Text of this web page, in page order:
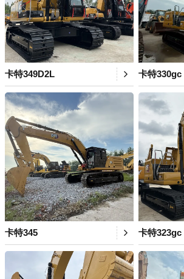
卡特349D2L 卡特330gc
卡特345 卡特323gc